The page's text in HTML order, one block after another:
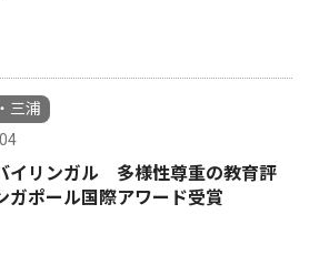
三浦
イリンガル 多様性尊重の教育評
ポール国際アワード受賞